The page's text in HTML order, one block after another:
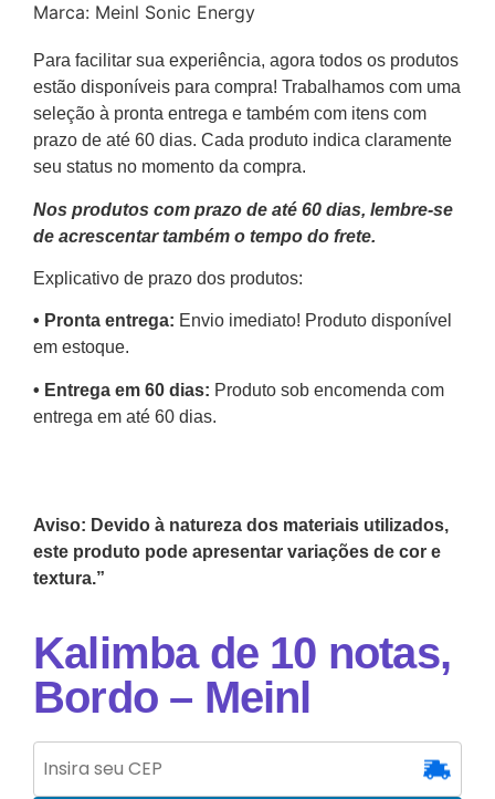
Marca: Meinl Sonic Energy
Para facilitar sua experiência, agora todos os produtos
estão disponíveis para compra! Trabalhamos com uma
seleção à pronta entrega e também com itens com
prazo de até 60 dias. Cada produto indica claramente
seu status no momento da compra.
Nos produtos com prazo de até 60 dias, lembre-se
de acrescentar também o tempo do frete.
Explicativo de prazo dos produtos:
•⁠ ⁠Pronta entrega: Envio imediato! Produto disponível
em estoque.
•⁠ Entrega em 60 dias: Produto sob encomenda com
entrega em até 60 dias.
Aviso: Devido à natureza dos materiais utilizados,
este produto pode apresentar variações de cor e
textura.”
Kalimba de 10 notas,
Bordo – Meinl